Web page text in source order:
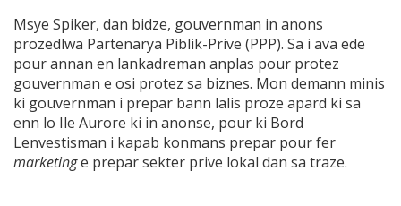
Msye Spiker, dan bidze, gouvernman in anons
prozedlwa Partenarya Piblik-Prive (PPP). Sa i ava ede
pour annan en lankadreman anplas pour protez
gouvernman e osi protez sa biznes. Mon demann minis
ki gouvernman i prepar bann lalis proze apard ki sa
enn lo Ile Aurore ki in anonse, pour ki Bord
Lenvestisman i kapab konmans prepar pour fer
marketinge prepar sekter prive lokal dan sa traze.